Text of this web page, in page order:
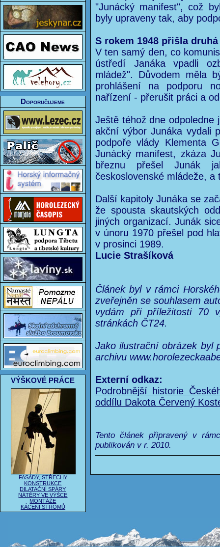
Doporučujeme
VÝŠKOVÉ PRÁCE
FASÁDY, STŘECHY
KONSTRUKCE
DILATAČNÍ SPÁRY
NÁTĚRY VE VÝŠCE
MONTÁŽE
KÁCENÍ STROMŮ
"Junácký manifest", což
byly upraveny tak, aby
S rokem 1948 přišla
V ten samý den, co
ústředí Janáka vpadli
mládež". Důvodem měla
prohlášení na podporu
nařízení - přerušit práci a
Ještě téhož dne odpoledne
akční výbor Junáka vydali
podpoře vlády Klementa
Junácký manifest, zkáza
březnu přešel Junák
československé mládeže,
Další kapitoly Junáka se
že spousta skautských
jiných organizací. Junák
v únoru 1970 přešel pod
v prosinci 1989.
Lucie Strašíková
Článek byl v rámci
zveřejněn se souhlasem
vydám při příležitosti 70
stránkách ČT24.
Jako ilustrační obrázek byl
archivu
Externí odkaz:
Podrobnější historie
oddílu Dakota Červený
Tento článek připravený v
publikován v r. 2010.